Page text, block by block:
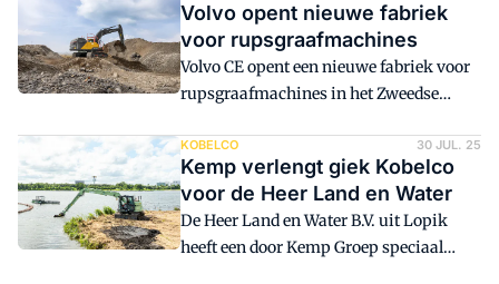
Volvo opent nieuwe fabriek
voor rupsgraafmachines
Volvo CE opent een nieuwe fabriek voor
rupsgraafmachines in het Zweedse
markt.
KOBELCO 30 JUL. 25
Kemp verlengt giek Kobelco
voor de Heer Land en Water
De Heer Land en Water B.V. uit Lopik
heeft een door Kemp Groep speciaal